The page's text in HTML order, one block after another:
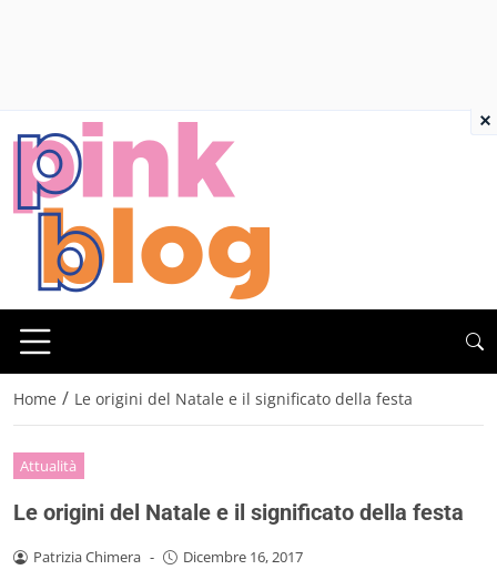
Home / Le origini del Natale e il significato della festa
Attualità
Le origini del Natale e il significato della festa
Patrizia Chimera - Dicembre 16, 2017
×